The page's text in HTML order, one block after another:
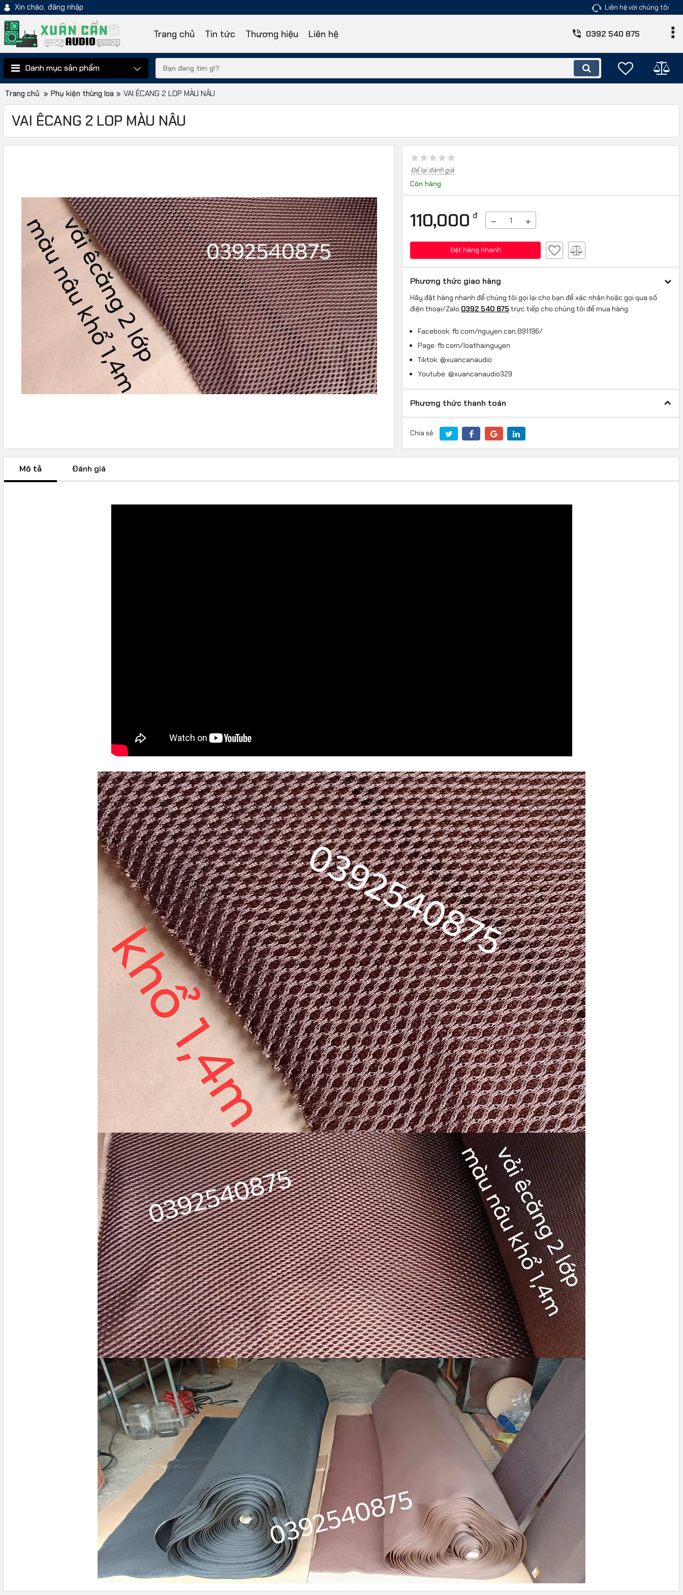
Xin chào, đăng nhập Liên hệ với chúng tôi
Trang chủ Tin tức Thương hiệu Liên hệ 0392 540 875
Danh mục sản phẩm
Trang chủ Phụ kiện thùng loa VAI ÊCANG 2 LOP MÀU NÂU
VAI ÊCANG 2 LOP MÀU NÂU
Để lại đánh giá
Còn hàng
110,000 đ − +
Đặt hàng nhanh
Phương thức giao hàng
Hãy đặt hàng nhanh để chúng tôi gọi lại cho bạn để xác nhận hoặc gọi qua số
điện thoại/Zalo 0392 540 875 trực tiếp cho chúng tôi để mua hàng.
Facebook: fb.com/nguyen.can.891196/
Page: fb.com/loathainguyen
Tiktok: @xuancanaudio
Youtube: @xuancanaudio329
Phương thức thanh toán
Chia sẻ:
Mô tả Đánh giá